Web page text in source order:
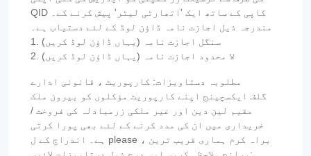
QID کاپی کے ساتھ ایک 'اتھارٹی لیٹر' پیش کرنے کے۔
مندرجہ ذیل اجازت نامہ ڈاؤن لوڈ کے لئے دستیاب ہے۔
1. سنگل اجازت نامہ (یہاں ڈاؤن لوڈ کریں)
2. لا محدود اجازت نامہ (یہاں ڈاؤن لوڈ کریں)
مطلوبہ دستاویزات: کارپوریٹ ، قانونی ادارے
گلف ایکسچینج اپنے کارپوریٹ مؤکلوں کو بیرون ملک
مقیم لین دین اور غیر ملکی زرمبادلہ کی فروخت /
خریداری میں ان کی مدد کرنے کے لئے بھی پورا کرتی
ہے۔ اندراج کے ل please ، براہ کرم ہماری قریب ترین